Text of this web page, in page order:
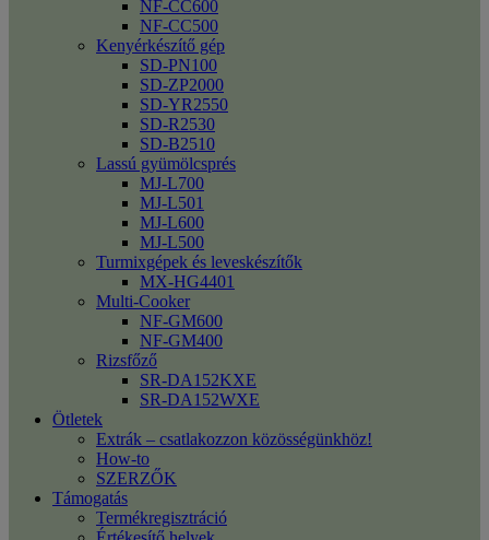
NF-CC600
NF-CC500
Kenyérkészítő gép
SD-PN100
SD-ZP2000
SD-YR2550
SD-R2530
SD-B2510
Lassú gyümölcsprés
MJ-L700
MJ-L501
MJ-L600
MJ-L500
Turmixgépek és leveskészítők
MX-HG4401
Multi-Cooker
NF-GM600
NF-GM400
Rizsfőző
SR-DA152KXE
SR-DA152WXE
Ötletek
Extrák – csatlakozzon közösségünkhöz!
How-to
SZERZŐK
Támogatás
Termékregisztráció